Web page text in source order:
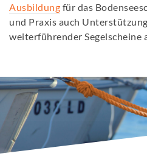
Ausbildung für das
und Praxis auch
weiterführender Segelscheine